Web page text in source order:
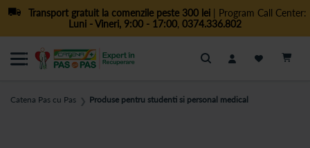
Transport gratuit la comenzile peste 300 lei| Program Call Center:
Luni - Vineri, 9:00 - 17:00, 0374.336.802
Cautare
Catena Pas cu Pas ❯ Produse pentru studenti si personal medical